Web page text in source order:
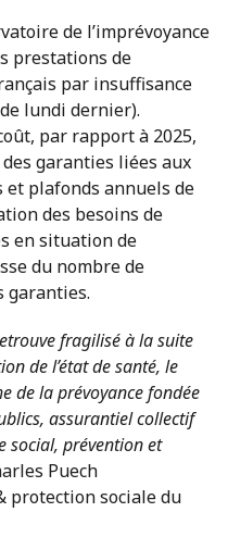
de l’imprévoyance
prestations de
par insuffisance
lundi dernier).
par rapport à 2025,
garanties liées aux
plafonds annuels de
des besoins de
en situation de
du nombre de
garanties.
fragilisé à la suite
de l’état de santé, le
de la prévoyance fondée
assurantiel collectif
social, prévention et
Puech
protection sociale du